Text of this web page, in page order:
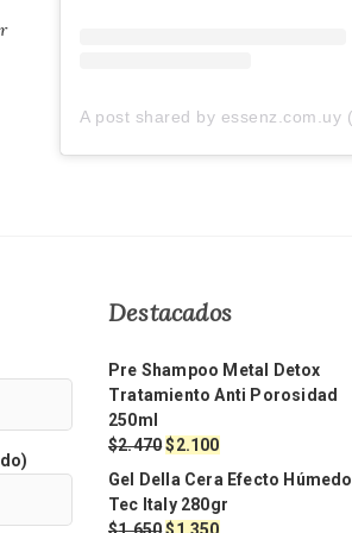
Destacados
Pre Shampoo Metal Detox
Tratamiento Anti Porosidad
250ml
$2.470El
precio
original
era:
$2.100El
precio
es:
Gel Della Cera Efecto Húmedo
Tec Italy 280gr
El
El